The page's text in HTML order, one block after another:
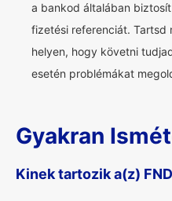
a bankod általában
fizetési referenciát.
helyen, hogy követni
esetén problémákat
Gyakran
Kinek tartozik a(z)